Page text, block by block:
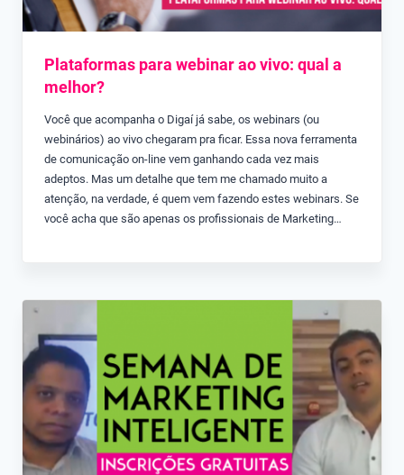
Plataformas para webinar ao vivo: qual a
melhor?
Você que acompanha o Digaí já sabe, os webinars (ou
webinários) ao vivo chegaram pra ficar. Essa nova ferramenta
de comunicação on-line vem ganhando cada vez mais
adeptos. Mas um detalhe que tem me chamado muito a
atenção, na verdade, é quem vem fazendo estes webinars. Se
você acha que são apenas os profissionais de Marketing…